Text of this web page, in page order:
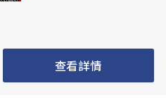
查看詳情